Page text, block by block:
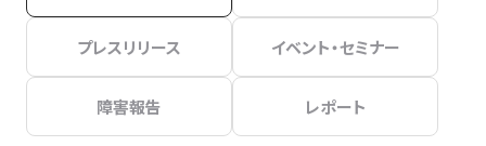
プレスリリース イベント・セミナー
障害報告 レポート